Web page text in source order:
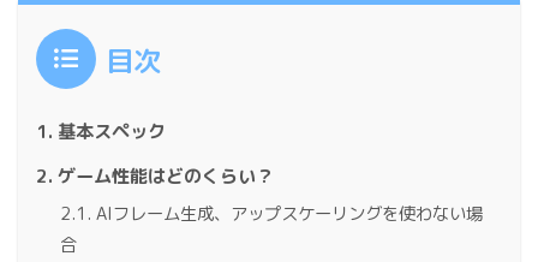
目次
基本スペック
ゲーム性能はどのくらい？
AIフレーム生成、アップスケーリングを使わない場
合